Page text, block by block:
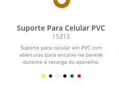
Suporte Para Celular PVC
15313
Suporte para celular em PVC com
aberturas para encaixe na parede
durante a recarga do aparelho.